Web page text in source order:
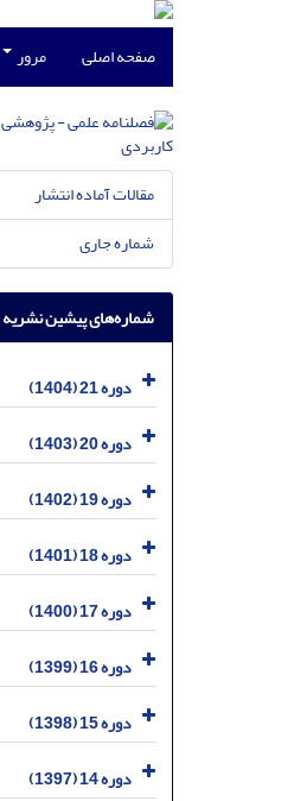
صفحه اصلی مرور
مقالات آماده انتشار
شماره جاری
شماره‌های پیشین نشریه
دوره 21 (1404)
دوره 20 (1403)
دوره 19 (1402)
دوره 18 (1401)
دوره 17 (1400)
دوره 16 (1399)
دوره 15 (1398)
دوره 14 (1397)